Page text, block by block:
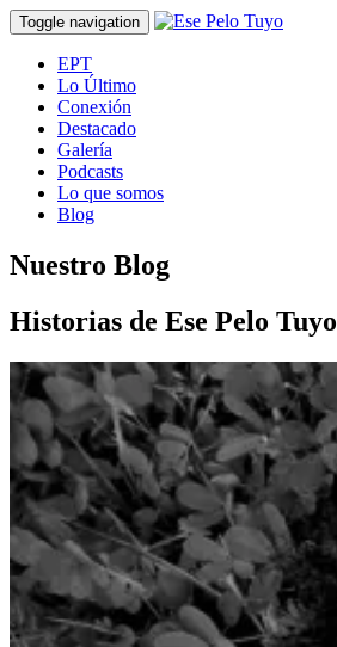
Toggle navigation
EPT
Lo Último
Conexión
Destacado
Galería
Podcasts
Lo que somos
Blog
Nuestro Blog
Historias de Ese Pelo Tuyo